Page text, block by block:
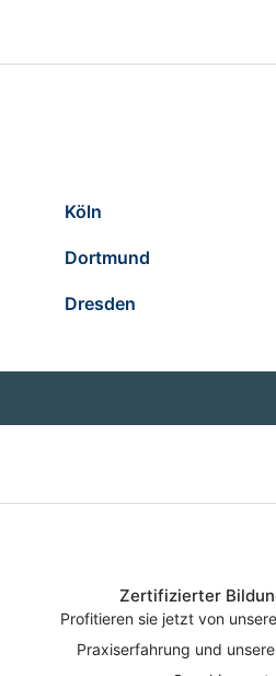
Köln
Dortmund
Dresden
Zertifizierter
Profitieren sie jetzt von
Praxiserfahrung und